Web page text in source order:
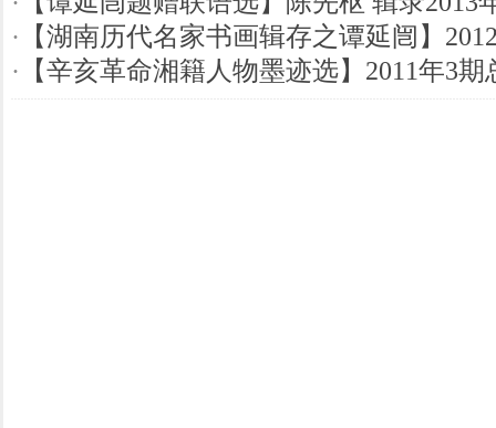
· 【湖南历代名家书画辑存之谭延闿】
· 【辛亥革命湘籍人物墨迹选】2011年3期